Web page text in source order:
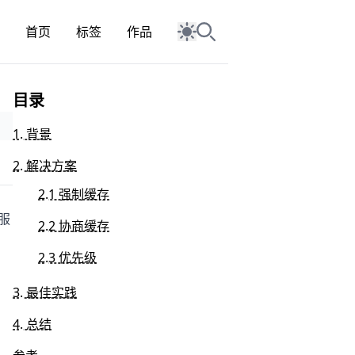
首页 标签 作品
目录
1. 背景
2. 解决方案
2.1 强制缓存
2.2 协商缓存
2.3 优先级
3. 最佳实践
4. 总结